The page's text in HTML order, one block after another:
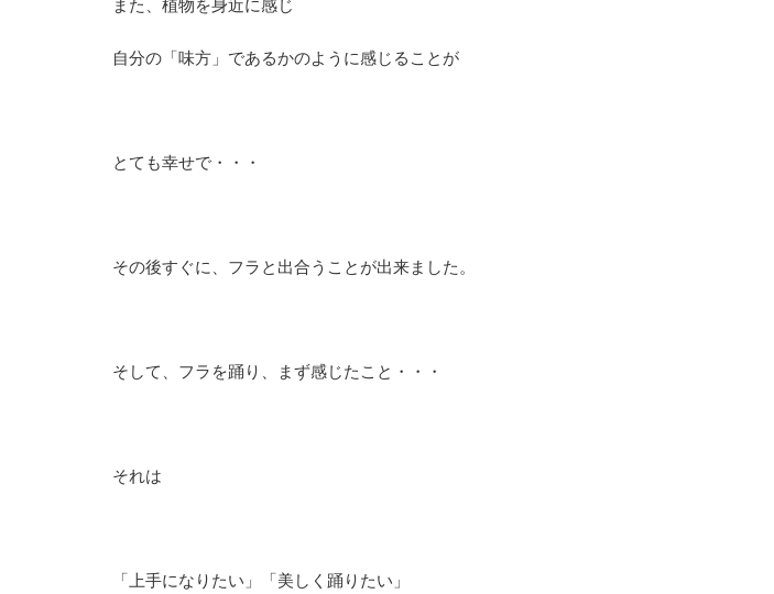
また、植物を身近に感じ
自分の「味方」であるかのように感じることが
とても幸せで・・・
その後すぐに、フラと出合うことが出来ました。
そして、フラを踊り、まず感じたこと・・・
それは
「上手になりたい」「美しく踊りたい」